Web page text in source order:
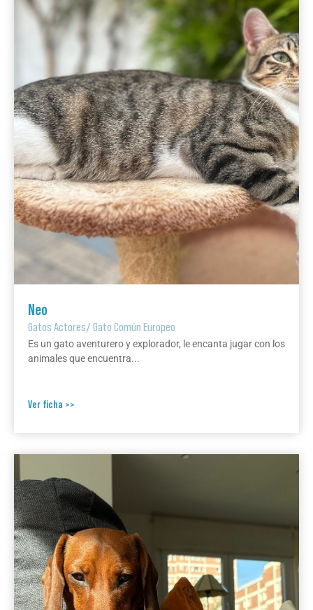
Neo
Gatos Actores/Gato Común Europeo
Es un gato aventurero y explorador, le encanta jugar con los
animales que encuentra...
Ver ficha >>